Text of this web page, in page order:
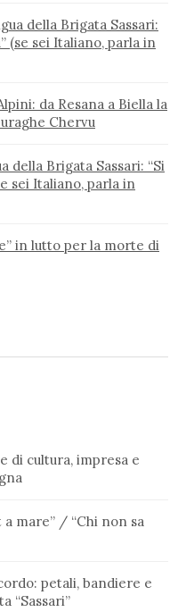
della Brigata Sassari:
(se sei Italiano, parla in
da Resana a Biella la
Chervu
della Brigata Sassari: “Si
sei Italiano, parla in
in lutto per la morte di
di cultura, impresa e
mare” / “Chi non sa
petali, bandiere e
“Sassari”